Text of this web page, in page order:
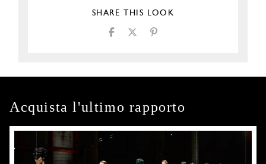
SHARE THIS LOOK
Acquista l'ultimo rapporto